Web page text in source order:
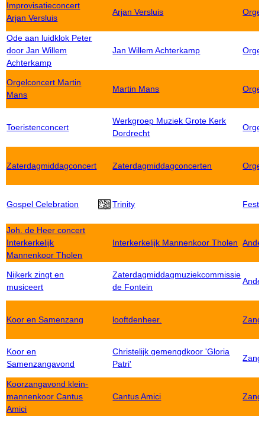
Improvisatieconcert
Arjan Versluis
Arjan Versluis Orgel
Ode aan luidklok Peter
door Jan Willem
Achterkamp
Jan Willem Achterkamp Orgel
Orgelconcert Martin
Mans
Martin Mans Orgel
Toeristenconcert
Werkgroep Muziek Grote Kerk
Dordrecht
Orgel
Zaterdagmiddagconcert Zaterdagmiddagconcerten Orgel
Gospel Celebration Trinity
Joh. de Heer concert
Interkerkelijk
Mannenkoor Tholen
Interkerkelijk Mannenkoor Tholen
Nijkerk zingt en
musiceert
Zaterdagmiddagmuziekcommissie
de Fontein
Koor en Samenzang looftdenheer.
Koor en
Samenzangavond
Christelijk gemengdkoor 'Gloria
Patri'
Koorzangavond klein-
mannenkoor Cantus
Amici
Cantus Amici